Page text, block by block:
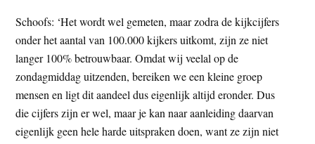
Schoofs: ‘Het wordt wel gemeten, maar zodra de kijkcijfers
onder het aantal van 100.000 kijkers uitkomt, zijn ze niet
langer 100% betrouwbaar. Omdat wij veelal op de
zondagmiddag uitzenden, bereiken we een kleine groep
mensen en ligt dit aandeel dus eigenlijk altijd eronder. Dus
die cijfers zijn er wel, maar je kan naar aanleiding daarvan
eigenlijk geen hele harde uitspraken doen, want ze zijn niet